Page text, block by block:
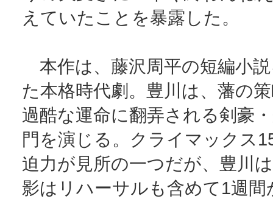
えていたことを暴露した。
本作は、藤沢周平の短編小
た本格時代劇。豊川は、藩の
過酷な運命に翻弄される剣豪
門を演じる。クライマックス
迫力が見所の一つだが、豊川
影はリハーサルも含めて1週